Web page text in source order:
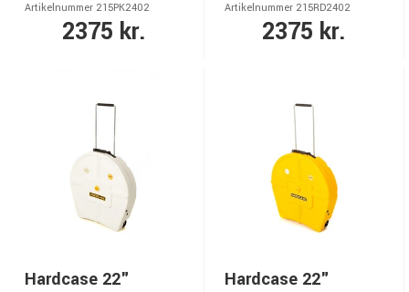
Artikelnummer 215PK2402
2375 kr.
Artikelnummer 215RD2402
2375 kr.
Hardcase 22"
Hardcase 22"